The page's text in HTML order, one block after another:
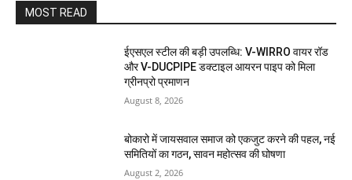
MOST READ
ईएसएल स्टील की बड़ी उपलब्धि: V-WIRRO वायर रॉड
और V-DUCPIPE डक्टाइल आयरन पाइप को मिला
ग्रीनप्रो प्रमाणन
August 8, 2026
बोकारो में जायसवाल समाज को एकजुट करने की पहल, नई
समितियों का गठन, सावन महोत्सव की घोषणा
August 2, 2026